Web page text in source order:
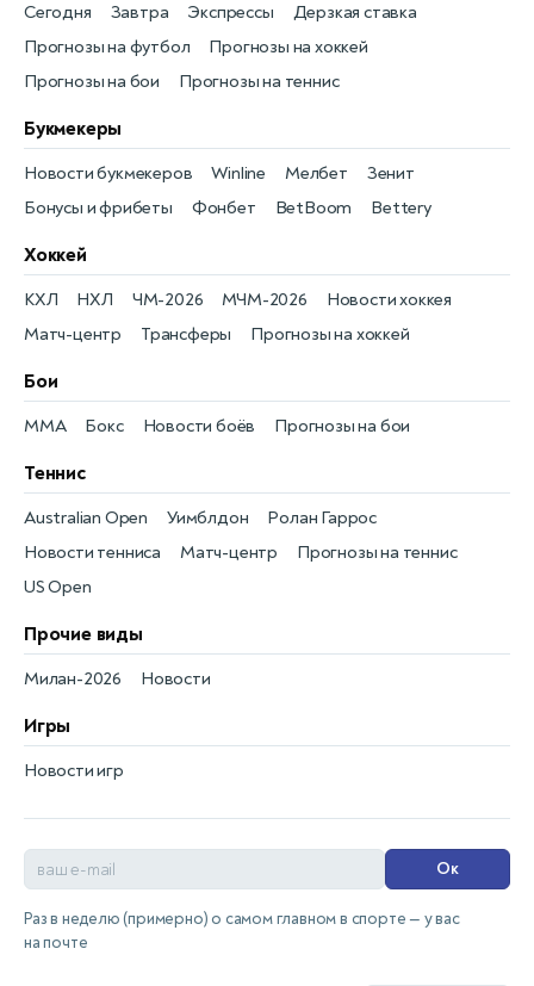
Прогнозы на футбол
Сегодня
Прогнозы на хоккей
Завтра
Прогнозы на бои
Экспрессы
Прогнозы на теннис
Дерзкая ставка
Букмекеры
Бонусы и фрибеты
Новости букмекеров
Фонбет
Winline
BetBoom
Мелбет
Bettery
Зенит
Хоккей
Новости хоккея
КХЛ
Матч-центр
НХЛ
Трансферы
ЧМ-2026
Прогнозы на хоккей
МЧМ-2026
Бои
Новости боёв
MMA Прогнозы на бои
Бокс
Теннис
Новости тенниса
Australian Open
Матч-центр
Уимблдон
Прогнозы на теннис
Ролан Гаррос
US Open
Прочие виды
Новости
Милан-2026
Игры
Новости игр
Ок
Раз в неделю (примерно) о самом главном в спорте — у вас
на почте